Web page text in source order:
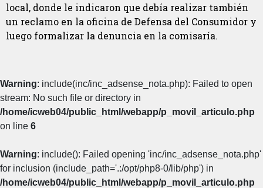
local, donde le indicaron que debía realizar también
un reclamo en la oficina de Defensa del Consumidor y
luego formalizar la denuncia en la comisaría.
Warning: include(inc/inc_adsense_nota.php): Failed to open
stream: No such file or directory in
/home/icweb04/public_html/webapp/p_movil_articulo.php
on line 6
Warning: include(): Failed opening 'inc/inc_adsense_nota.php'
for inclusion (include_path='.:/opt/php8-0/lib/php') in
/home/icweb04/public_html/webapp/p_movil_articulo.php